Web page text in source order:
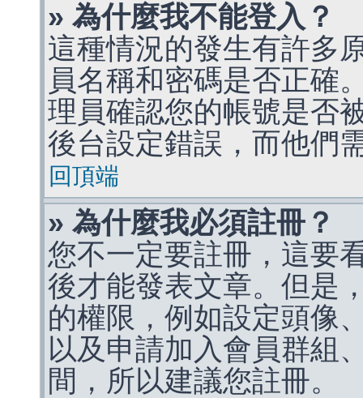
» 為什麼我不能登入？
這種情況的發生有許多
員名稱和密碼是否正確
理員確認您的帳號是否
後台設定錯誤，而他們
回頂端
» 為什麼我必須註冊？
您不一定要註冊，這要
後才能發表文章。但是
的權限，例如設定頭像
以及申請加入會員群組
間，所以建議您註冊。